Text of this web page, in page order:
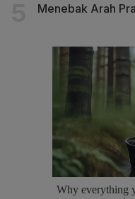
Menebak Arah